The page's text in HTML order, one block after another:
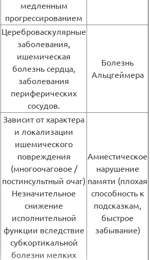
медленным
прогрессированием
Цереброваскулярные
заболевания,
ишемическая
болезнь сердца,
заболевания
периферических
сосудов.
Болезнь
Альцгеймера
Зависит от характера
и локализации
ишемического
повреждения
(многоочаговое /
постинсультный очаг)
Незначительное
снижение
исполнительной
функции вследствие
субкортикальной
болезни мелких
Амнестическое
нарушение
памяти (плохая
способность к
подсказкам,
быстрое
забывание)